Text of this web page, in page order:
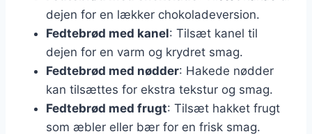
dejen for en lækker chokoladeversion.
Fedtebrød med kanel: Tilsæt kanel til
dejen for en varm og krydret smag.
Fedtebrød med nødder: Hakede nødder
kan tilsættes for ekstra tekstur og smag.
Fedtebrød med frugt: Tilsæt hakket frugt
som æbler eller bær for en frisk smag.